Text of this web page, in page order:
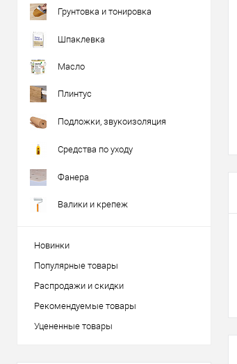
Грунтовка и тонировка
Шпаклевка
Масло
Плинтус
Подложки, звукоизоляция
Средства по уходу
Фанера
Валики и крепеж
Новинки
Популярные товары
Распродажи и скидки
Рекомендуемые товары
Уцененные товары